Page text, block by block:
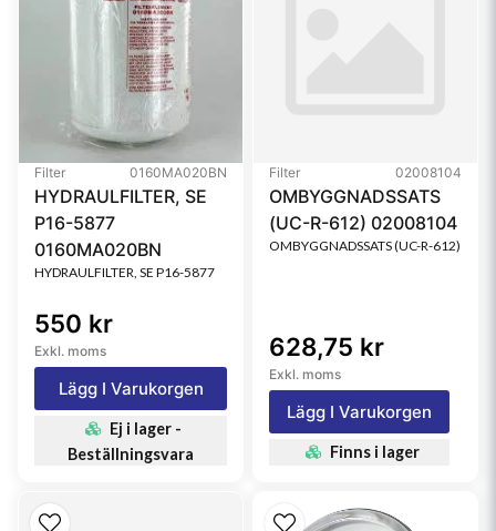
Filter 0160MA020BN
HYDRAULFILTER, SE
P16-5877
0160MA020BN
HYDRAULFILTER, SE P16-5877
550 kr
Exkl. moms
Lägg I Varukorgen
Ej i lager -
Beställningsvara
Filter 02008104
OMBYGGNADSSATS
(UC-R-612) 02008104
OMBYGGNADSSATS (UC-R-612)
628,75 kr
Exkl. moms
Lägg I Varukorgen
Finns i lager